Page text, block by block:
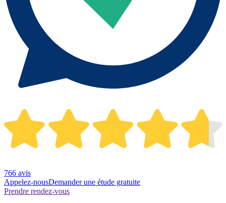
766 avis
Appelez-nousDemander une étude gratuite
Prendre rendez-vous